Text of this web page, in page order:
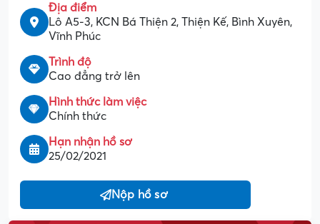
Địa điểm
Lô A5-3, KCN Bá Thiện 2, Thiện Kế, Bình Xuyên,
Vĩnh Phúc
Trình độ
Cao đẳng trở lên
Hình thức làm việc
Chính thức
Hạn nhận hồ sơ
25/02/2021
Nộp hồ sơ